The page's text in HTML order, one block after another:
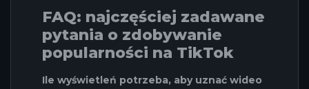
FAQ: najczęściej zadawane
pytania o zdobywanie
popularności na TikTok
Ile wyświetleń potrzeba, aby uznać wideo